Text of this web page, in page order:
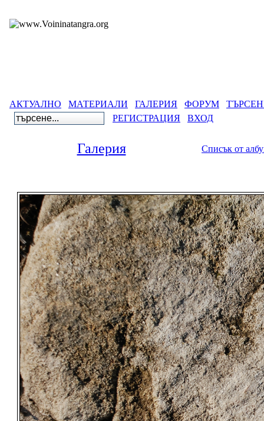
АКТУАЛНО МАТЕРИАЛИ ГАЛЕРИЯ ФОРУМ
РЕГИСТРАЦИЯ
ВХОД
Галерия Списък от